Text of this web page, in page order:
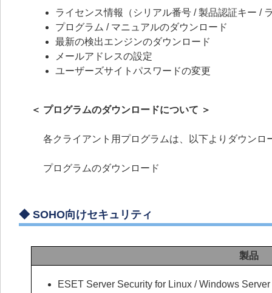
ライセンス情報（シリアル番号 / 製品認証キー /
プログラム / マニュアルのダウンロード
最新の検出エンジンのダウンロード
メールアドレスの設定
ユーザーズサイトパスワードの変更
＜ プログラムのダウンロードについて ＞
各クライアント用プログラムは、以下よりダウンロ
プログラムのダウンロード
◆ SOHO向けセキュリティ
製品
ESET Server Security for Linux / Windows